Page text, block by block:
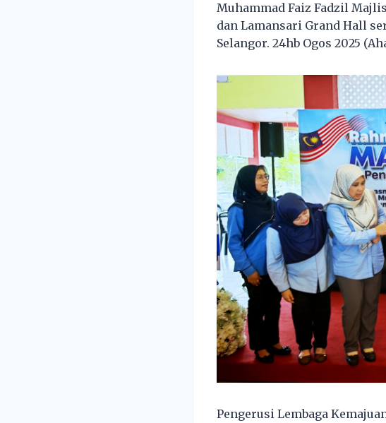
Muhammad Faiz Fadzil
dan Lamansari Grand Hall
Selangor. 24hb Ogos 2025
Pengerusi Lembaga